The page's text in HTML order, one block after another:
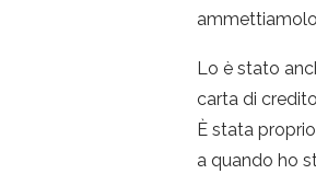
Lo è stato
carta di
È stata
a quando ho